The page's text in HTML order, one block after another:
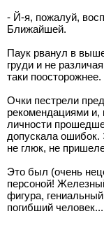
- Й-я, пожалуй,
Ближайшей.
Паук рванул в
груди и не
таки поосторожнее.
Очки пестрели
рекомендациями и,
личности
допускала
не глюк, не
Это был (очень
персоной!
фигура,
погибший человек...